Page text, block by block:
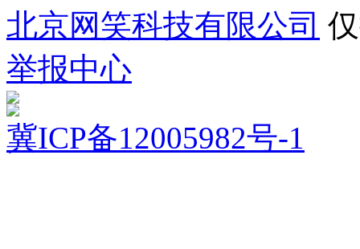
北京网笑科技有限公司
举报中心
冀ICP备12005982号-1